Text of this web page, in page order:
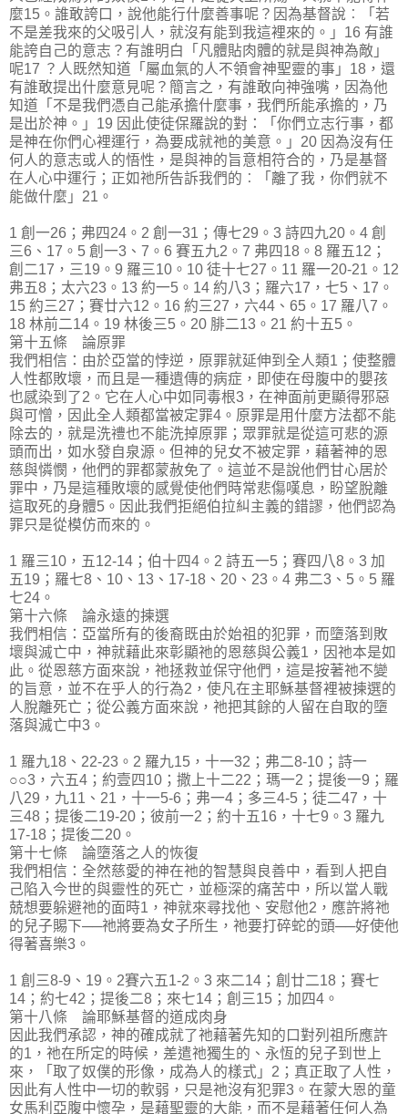
麼15。誰敢誇口，說他能行什麼善事呢？因為基督說︰「若
不是差我來的父吸引人，就沒有能到我這裡來的。」16 有誰
能誇自己的意志？有誰明白「凡體貼肉體的就是與神為敵」
呢17 ？人既然知道「屬血氣的人不領會神聖靈的事」18，還
有誰敢提出什麼意見呢？簡言之，有誰敢向神強嘴，因為他
知道「不是我們憑自己能承擔什麼事，我們所能承擔的，乃
是出於神。」19 因此使徒保羅說的對：「你們立志行事，都
是神在你們心裡運行，為要成就祂的美意。」20 因為沒有任
何人的意志或人的悟性，是與神的旨意相符合的，乃是基督
在人心中運行；正如祂所告訴我們的︰「離了我，你們就不
能做什麼」21。
1 創一26；弗四24。2 創一31；傳七29。3 詩四九20。4 創
三6、17。5 創一3、7。6 賽五九2。7 弗四18。8 羅五12；
創二17，三19。9 羅三10。10 徒十七27。11 羅一20-21。12
弗五8；太六23。13 約一5。14 約八3；羅六17，七5、17。
15 約三27；賽廿六12。16 約三27，六44、65。17 羅八7。
18 林前二14。19 林後三5。20 腓二13。21 約十五5。
第十五條 論原罪
我們相信：由於亞當的悖逆，原罪就延伸到全人類1；使整體
人性都敗壞，而且是一種遺傳的病症，即使在母腹中的嬰孩
也感染到了2。它在人心中如同毒根3，在神面前更顯得邪惡
與可憎，因此全人類都當被定罪4。原罪是用什麼方法都不能
除去的，就是洗禮也不能洗掉原罪；眾罪就是從這可悲的源
頭而出，如水發自泉源。但神的兒女不被定罪，藉著神的恩
慈與憐憫，他們的罪都蒙赦免了。這並不是說他們甘心居於
罪中，乃是這種敗壞的感覺使他們時常悲傷嘆息，盼望脫離
這取死的身體5。因此我們拒絕伯拉糾主義的錯謬，他們認為
罪只是從模仿而來的。
1 羅三10，五12-14；伯十四4。2 詩五一5；賽四八8。3 加
五19；羅七8、10、13、17-18、20、23。4 弗二3、5。5 羅
七24。
第十六條 論永遠的揀選
我們相信：亞當所有的後裔既由於始祖的犯罪，而墮落到敗
壞與滅亡中，神就藉此來彰顯祂的恩慈與公義1，因祂本是如
此。從恩慈方面來說，祂拯救並保守他們，這是按著祂不變
的旨意，並不在乎人的行為2，使凡在主耶穌基督裡被揀選的
人脫離死亡；從公義方面來說，祂把其餘的人留在自取的墮
落與滅亡中3。
1 羅九18、22-23。2 羅九15，十一32；弗二8-10；詩一
○○3，六五4；約壹四10；撒上十二22；瑪一2；提後一9；羅
八29，九11、21，十一5-6；弗一4；多三4-5；徒二47，十
三48；提後二19-20；彼前一2；約十五16，十七9。3 羅九
17-18；提後二20。
第十七條 論墮落之人的恢復
我們相信：全然慈愛的神在祂的智慧與良善中，看到人把自
己陷入今世的與靈性的死亡，並極深的痛苦中，所以當人戰
兢想要躲避祂的面時1，神就來尋找他、安慰他2，應許將祂
的兒子賜下──祂將要為女子所生，祂要打碎蛇的頭──好使他
得著喜樂3。
1 創三8-9、19。2賽六五1-2。3 來二14；創廿二18；賽七
14；約七42；提後二8；來七14；創三15；加四4。
第十八條 論耶穌基督的道成肉身
因此我們承認，神的確成就了祂藉著先知的口對列祖所應許
的1，祂在所定的時候，差遣祂獨生的、永恆的兒子到世上
來，「取了奴僕的形像，成為人的樣式」2；真正取了人性，
因此有人性中一切的軟弱，只是祂沒有犯罪3。在蒙大恩的童
女馬利亞腹中懷孕，是藉聖靈的大能，而不是藉著任何人為